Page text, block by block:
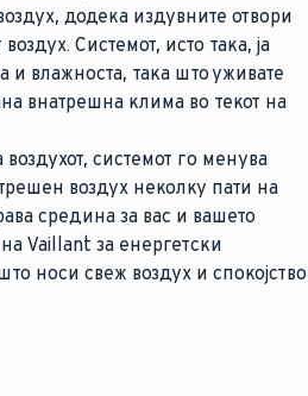
додека издувните отвори
Системот, исто така, ја
и влажноста, така што уживате
внатрешна клима во текот на
воздухот, системот го менува
воздух неколку пати на
средина за вас и вашето
Vaillant за енергетски
носи свеж воздух и спокојство